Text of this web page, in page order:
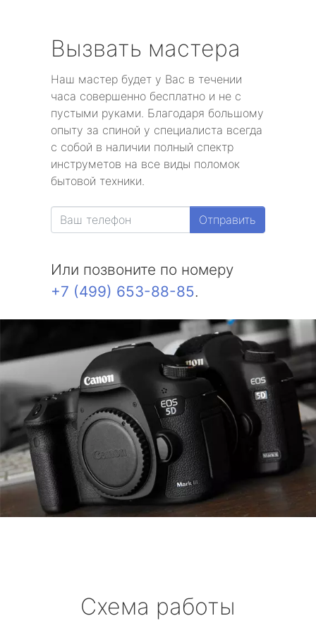
Вызвать мастера
Наш мастер будет у Вас в течении
часа совершенно бесплатно и не с
пустыми руками. Благодаря большому
опыту за спиной у специалиста всегда
с собой в наличии полный спектр
инструметов на все виды поломок
бытовой техники.
Отправить
Или позвоните по номеру
+7 (499) 653-88-85.
Схема работы